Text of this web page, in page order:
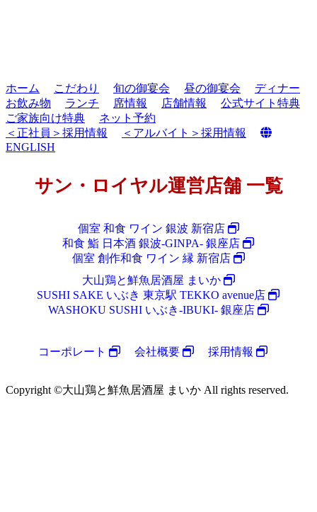
ホーム こだわり 旬の御宴会 昼の御宴会
ディナー
お飲み物
ランチ 席情報 店舗情報
公式サイト特典
ご家族向け特典
ネット予約
＜正社員＞採用情報
＜アルバイト＞採用情報
ENGLISH
サン・ロイヤル運営店舗 一覧
個室 和食 ワイン 銀波 新宿店
和食 鮨 日本酒 銀波-GINPA- 銀座店
個室 創作和食 ワイン 縁 新宿店
大山鶏と鮮魚居酒屋 まいか
SUSHI SAKE いぶき 東京駅 TEKKO avenue店
WASHOKU SUSHI いぶき-IBUKI- 銀座店
コーポレート 会社概要 採用情報
Copyright ©大山鶏と鮮魚居酒屋 まいか All rights reserved.